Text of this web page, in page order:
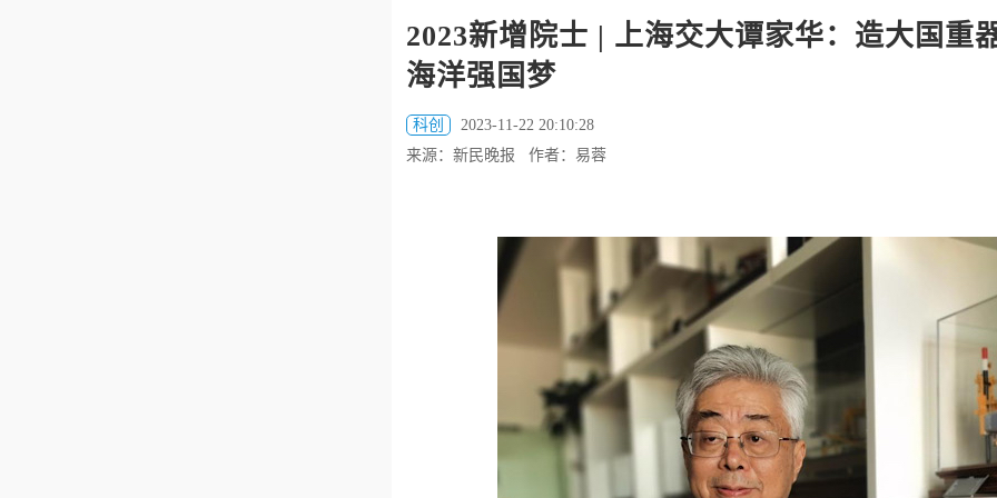
2023新增院士 | 上海交大谭家华：造大国重
海洋强国梦
科创
2023-11-22 20:10:28
来源：新民晚报 作者：易蓉